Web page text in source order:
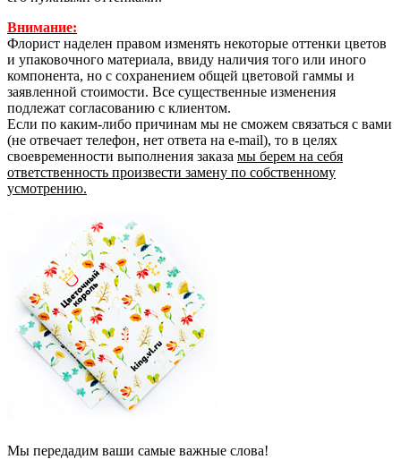
Внимание:
Флорист наделен правом изменять некоторые оттенки цветов
и упаковочного материала, ввиду наличия того или иного
компонента, но с сохранением общей цветовой гаммы и
заявленной стоимости. Все существенные изменения
подлежат согласованию с клиентом.
Если по каким-либо причинам мы не сможем связаться с вами
(не отвечает телефон, нет ответа на e-mail), то в целях
своевременности выполнения заказа мы берем на себя
ответственность произвести замену по собственному
усмотрению.
Мы передадим ваши самые важные слова!